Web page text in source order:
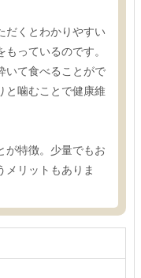
だくとわかりやすい
っているのです。
いて食べることがで
と噛むことで健康維
が特徴。少量でもお
メリットもありま